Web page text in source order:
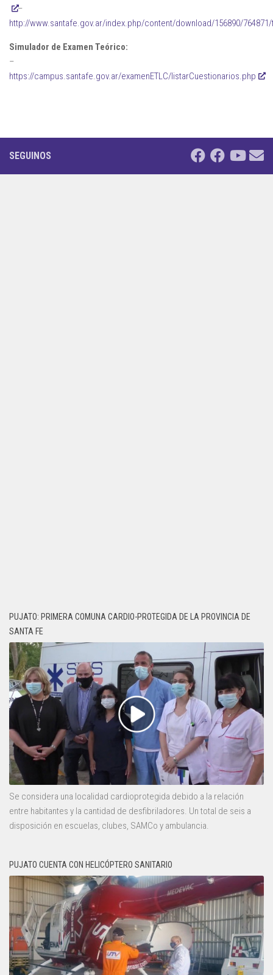
–
http://www.santafe.gov.ar/index.php/content/download/156890/
Simulador de Examen Teórico:
–
https://campus.santafe.gov.ar/examenETLC/listarCuestionarios.php
SEGUINOS
PUJATO: PRIMERA COMUNA CARDIO-PROTEGIDA DE LA PROVINCIA DE
SANTA FE
Se considera una localidad cardioprotegida debido a la relación
entre habitantes y la cantidad de desfibriladores. Un total de seis a
disposición en escuelas, clubes, SAMCo y ambulancia.
PUJATO CUENTA CON HELICÓPTERO SANITARIO